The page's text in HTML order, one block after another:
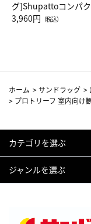
グ]Shupattoコンパ
Drop JAL客室乗務員
3,960円 （税込）
ホーム >サンドラッグ >
> プロトリーフ 室内向け
カテゴリを選ぶ
ジャンルを選ぶ